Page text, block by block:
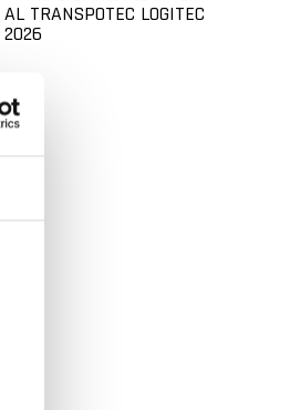
AL TRANSPOTEC LOGITEC
2026